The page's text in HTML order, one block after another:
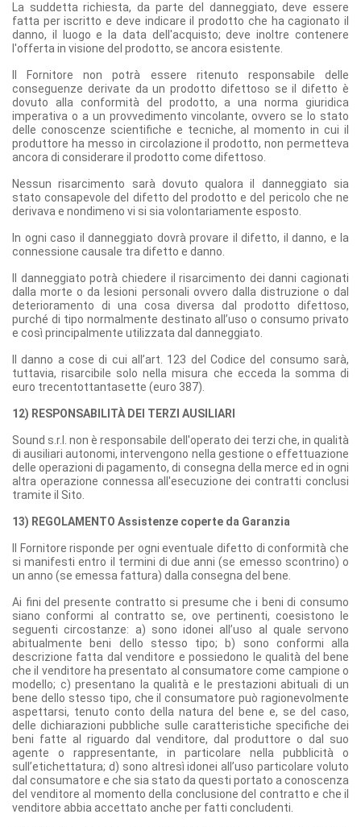
La suddetta richiesta, da parte del danneggiato, deve essere
fatta per iscritto e deve indicare il prodotto che ha cagionato il
danno, il luogo e la data dell'acquisto; deve inoltre contenere
l'offerta in visione del prodotto, se ancora esistente.
Il Fornitore non potrà essere ritenuto responsabile delle
conseguenze derivate da un prodotto difettoso se il difetto è
dovuto alla conformità del prodotto, a una norma giuridica
imperativa o a un provvedimento vincolante, ovvero se lo stato
delle conoscenze scientifiche e tecniche, al momento in cui il
produttore ha messo in circolazione il prodotto, non permetteva
ancora di considerare il prodotto come difettoso.
Nessun risarcimento sarà dovuto qualora il danneggiato sia
stato consapevole del difetto del prodotto e del pericolo che ne
derivava e nondimeno vi si sia volontariamente esposto.
In ogni caso il danneggiato dovrà provare il difetto, il danno, e la
connessione causale tra difetto e danno.
Il danneggiato potrà chiedere il risarcimento dei danni cagionati
dalla morte o da lesioni personali ovvero dalla distruzione o dal
deterioramento di una cosa diversa dal prodotto difettoso,
purché di tipo normalmente destinato all’uso o consumo privato
e così principalmente utilizzata dal danneggiato.
Il danno a cose di cui all’art. 123 del Codice del consumo sarà,
tuttavia, risarcibile solo nella misura che ecceda la somma di
euro trecentottantasette (euro 387).
12) RESPONSABILITÀ DEI TERZI AUSILIARI
Sound s.r.l. non è responsabile dell'operato dei terzi che, in qualità
di ausiliari autonomi, intervengono nella gestione o effettuazione
delle operazioni di pagamento, di consegna della merce ed in ogni
altra operazione connessa all'esecuzione dei contratti conclusi
tramite il Sito.
13) REGOLAMENTO Assistenze coperte da Garanzia
Il Fornitore risponde per ogni eventuale difetto di conformità che
si manifesti entro il termini di due anni (se emesso scontrino) o
un anno (se emessa fattura) dalla consegna del bene.
Ai fini del presente contratto si presume che i beni di consumo
siano conformi al contratto se, ove pertinenti, coesistono le
seguenti circostanze: a) sono idonei all’uso al quale servono
abitualmente beni dello stesso tipo; b) sono conformi alla
descrizione fatta dal venditore e possiedono le qualità del bene
che il venditore ha presentato al consumatore come campione o
modello; c) presentano la qualità e le prestazioni abituali di un
bene dello stesso tipo, che il consumatore può ragionevolmente
aspettarsi, tenuto conto della natura del bene e, se del caso,
delle dichiarazioni pubbliche sulle caratteristiche specifiche dei
beni fatte al riguardo dal venditore, dal produttore o dal suo
agente o rappresentante, in particolare nella pubblicità o
sull’etichettatura; d) sono altresì idonei all’uso particolare voluto
dal consumatore e che sia stato da questi portato a conoscenza
del venditore al momento della conclusione del contratto e che il
venditore abbia accettato anche per fatti concludenti.